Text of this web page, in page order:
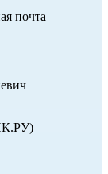
почта